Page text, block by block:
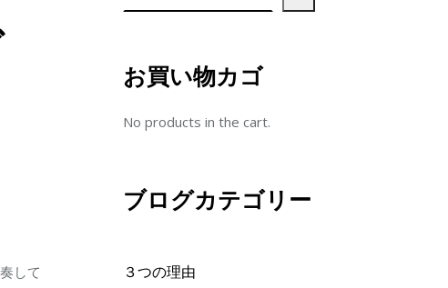
して
お買い物カゴ
No products in the cart.
ブログカテゴリー
３つの理由